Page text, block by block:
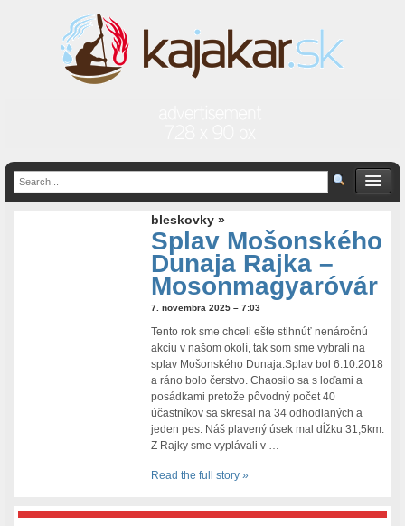
bleskovky »
Splav Mošonského
Dunaja Rajka –
Mosonmagyaróvár
7. novembra 2025 – 7:03
Tento rok sme chceli ešte stihnúť nenáročnú
akciu v našom okolí, tak som sme vybrali na
splav Mošonského Dunaja.Splav bol 6.10.2018
a ráno bolo čerstvo. Chaosilo sa s loďami a
posádkami pretože pôvodný počet 40
účastníkov sa skresal na 34 odhodlaných a
jeden pes. Náš plavený úsek mal dĺžku 31,5km.
Z Rajky sme vyplávali v …
Read the full story »